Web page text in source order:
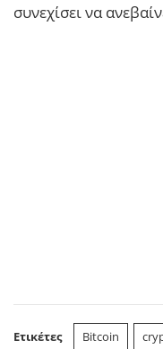
συνεχίσει να
Ετικέτες Bitcoin